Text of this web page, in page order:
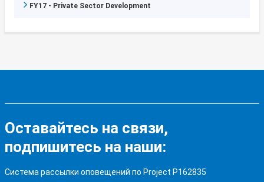
FY17 - Private Sector Development
Оставайтесь на связи,
подпишитесь на наши:
Система рассылки оповещений по Project P162835